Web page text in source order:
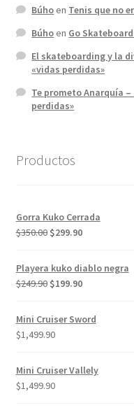
Búhoen Tenis que no
Búhoen Go
El skateboarding y la
«vidas perdidas»
Te prometo Anarquía
perdidas»
Productos
Gorra Kuko Cerrada
$350.00 El
original
era:
$299.90El
actual
es:
Playera kuko diablo negra
$249.90 El
original
era:
$199.90El
actual
Mini Cruiser Sword
$1,499.90
Mini Cruiser Vallely
$1,499.90